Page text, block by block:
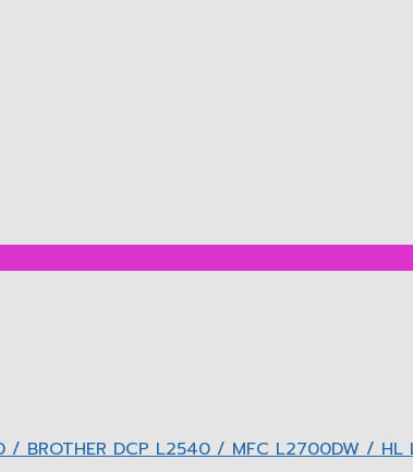
DCP L2540 / MFC L2700DW / HL